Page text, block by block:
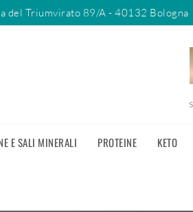
del Triumvirato 89/A - 40132 Bologna
E SALI MINERALI PROTEINE KETO